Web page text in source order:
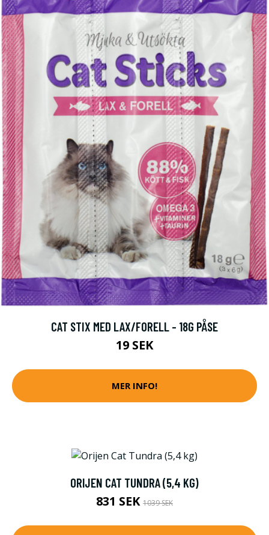
CAT STIX MED LAX/FORELL - 18G PÅSE
19 SEK
MER INFO!
ORIJEN CAT TUNDRA (5,4 KG)
831 SEK 1039 SEK